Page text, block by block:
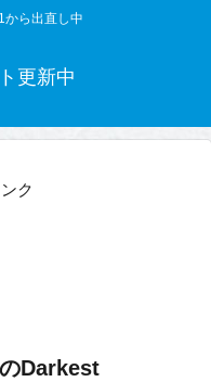
から出直し中
更新中
ク
Darkest